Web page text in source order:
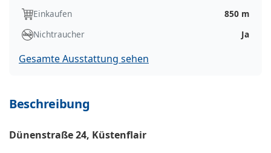
Einkaufen
850 m
Nichtraucher
Ja
Gesamte Ausstattung sehen
Beschreibung
Dünenstraße 24, Küstenflair